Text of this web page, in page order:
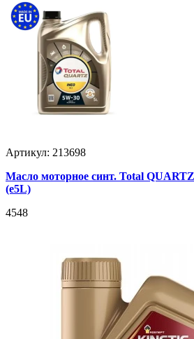
Артикул: 213698
Масло моторное синт. Total
(e5L)
4548